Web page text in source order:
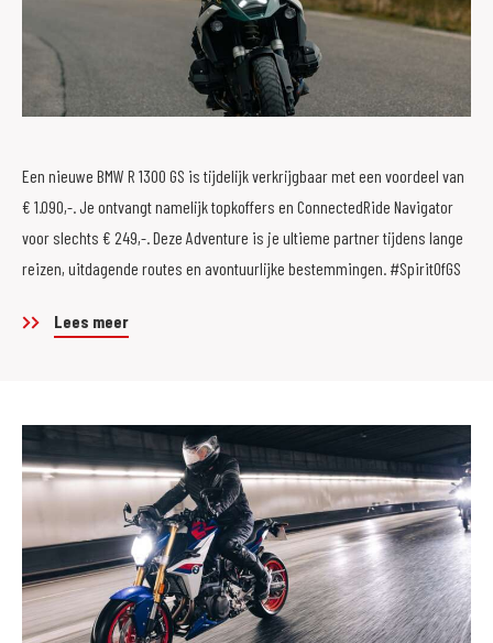
Een nieuwe BMW R 1300 GS is tijdelijk verkrijgbaar met een voordeel van
€ 1.090,-. Je ontvangt namelijk topkoffers en ConnectedRide Navigator
voor slechts € 249,-. Deze Adventure is je ultieme partner tijdens lange
reizen, uitdagende routes en avontuurlijke bestemmingen. #SpiritOfGS
Lees meer